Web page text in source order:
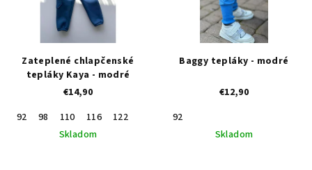
Zateplené chlapčenské
tepláky Kaya - modré
€14,90
92
98 110 116
122
Skladom
Baggy tepláky - modré
€12,90
92
Skladom